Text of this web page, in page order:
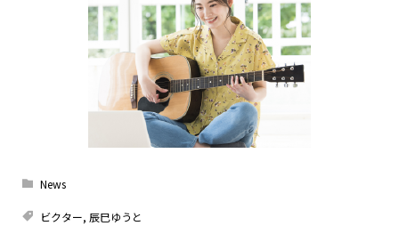
News
ビクター, 辰巳ゆうと